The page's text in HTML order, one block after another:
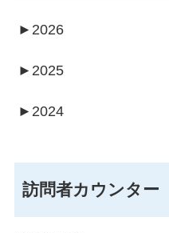
► 2026
► 2025
► 2024
訪問者カウンター